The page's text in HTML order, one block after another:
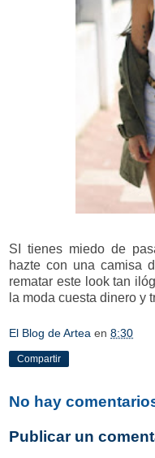
SI tienes miedo de
hazte con una camisa
rematar este look tan
la moda cuesta dinero y
El Blog de Artea en 8:30
Compartir
No hay
Publicar un